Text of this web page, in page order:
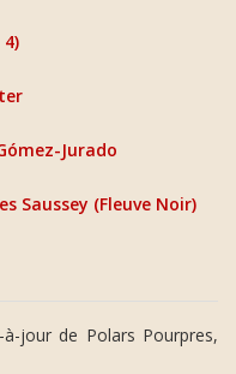
Jurado
Saussey (Fleuve Noir)
jour de Polars Pourpres,